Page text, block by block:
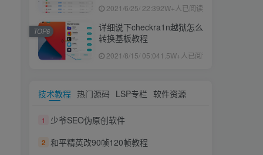
2021/6/25/ 22:392W+人已阅读
详细说下checkra1n越狱怎么
转换基板教程
2021/8/15/ 05:04 1.5W+人已阅读
TOP6
技术教程 热门源码 LSP专栏 软件资源
1 少爷SEO伪原创软件
2 和平精英改90帧120帧教程